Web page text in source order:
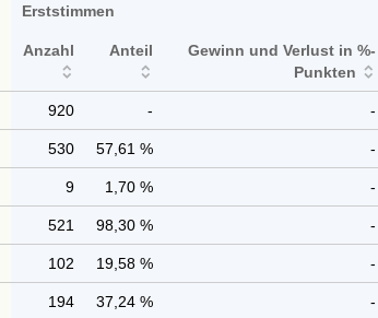
Erststimmen
Anzahl Anteil
Gewinn und Verlust in %-
Punkten
920 - -
530 57,61 % -
9 1,70 % -
521 98,30 % -
102 19,58 % -
194 37,24 % -